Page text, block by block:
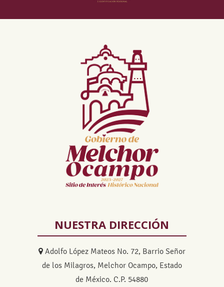
NUESTRA DIRECCIÓN
Adolfo López Mateos No. 72, Barrio Señor
de los Milagros, Melchor Ocampo, Estado
de México. C.P. 54880